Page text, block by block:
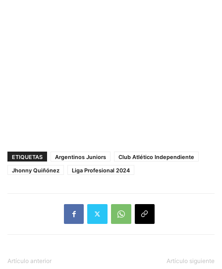
ETIQUETAS Argentinos Juniors
Club Atlético Independiente
Jhonny Quiñónez
Liga Profesional 2024
Artículo anterior Artículo siguiente